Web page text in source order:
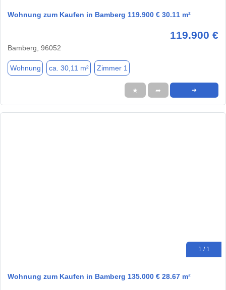
Wohnung zum Kaufen in Bamberg 119.900 € 30.11 m²
119.900 €
Bamberg, 96052
Wohnung ca. 30,11 m² Zimmer 1
★ ➦ ➜
1 / 1
Wohnung zum Kaufen in Bamberg 135.000 € 28.67 m²